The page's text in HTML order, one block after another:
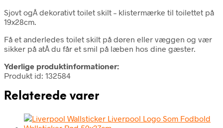
Sjovt ogÂ dekorativt toilet skilt – klistermærke til toilettet på
19x28cm.
Få et anderledes toilet skilt på døren eller væggen og vær
sikker på atÂ du får et smil på læben hos dine gæster.
Yderlige produktinformationer:
Produkt id: 132584
Relaterede varer